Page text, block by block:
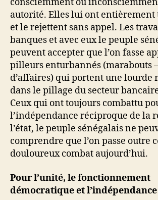
consciemment ou
autorité. Elles lui ont entièrement
et le rejettent sans appel. Les
banques et avec eux le peuple
peuvent accepter que l’on fasse
pilleurs enturbannés (marabouts
d’affaires) qui portent une lourde
dans le pillage du secteur
Ceux qui ont toujours combattu
l’indépendance réciproque de la
l’état, le peuple sénégalais ne
comprendre que l’on passe outre
douloureux combat aujourd’hui.
Pour l’unité, le fonctionnement
démocratique et